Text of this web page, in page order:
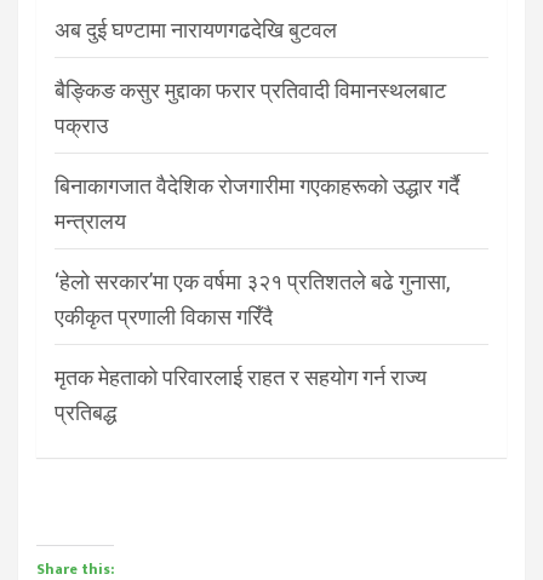
अब दुई घण्टामा नारायणगढदेखि बुटवल
बैङ्किङ कसुर मुद्दाका फरार प्रतिवादी विमानस्थलबाट
पक्राउ
बिनाकागजात वैदेशिक रोजगारीमा गएकाहरूको उद्धार गर्दै
मन्त्रालय
‘हेलो सरकार’मा एक वर्षमा ३२१ प्रतिशतले बढे गुनासा,
एकीकृत प्रणाली विकास गरिँदै
मृतक मेहताको परिवारलाई राहत र सहयोग गर्न राज्य
प्रतिबद्ध
Share this: